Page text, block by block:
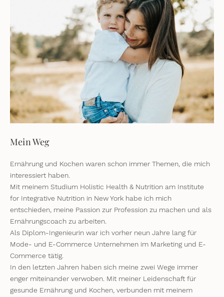
Mein Weg
Ernährung und Kochen waren schon immer Themen, die mich
interessiert haben.
Mit meinem Studium Holistic Health & Nutrition am Institute
for Integrative Nutrition in New York habe ich mich
entschieden, meine Passion zur Profession zu machen und als
Ernährungscoach zu arbeiten.
Als Diplom-Ingenieurin war ich vorher neun Jahre lang für
Mode- und E-Commerce Unternehmen im Marketing und E-
Commerce tätig.
In den letzten Jahren haben sich meine zwei Wege immer
enger miteinander verwoben. Mit meiner Leidenschaft für
gesunde Ernährung und Kochen, verbunden mit meinem